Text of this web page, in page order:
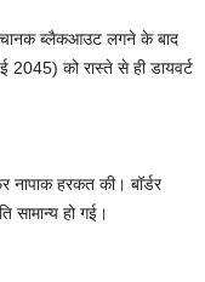
ब्लैकआउट लगने के बाद
2045) को रास्ते से ही डायवर्ट
नापाक हरकत की। बॉर्डर
सामान्य हो गई।